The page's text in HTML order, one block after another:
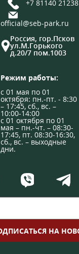
+7 81140 21238
official@seb-park.ru
Россия, гор.Псков
ул.М.Горького
д.20/7 пом.1003
Режим работы:
с 01 мая по 01
октября: пн.-пт. - 8:30
– 17:45, сб., вс. –
10:00-14:00
с 01 октября по 01
мая – пн.-чт. – 08:30-
17:45, пт. 08:30-16:30,
сб., вс. – выходные
дни.